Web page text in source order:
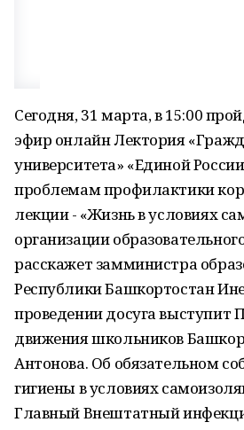
Сегодня, 31 марта, в 15:00
эфир онлайн Лектория
университета» «Единой
проблемам профилактики
лекции - «Жизнь в условиях
организации
расскажет замминистра
Республики Башкортостан
проведении досуга выступит
движения школьников
Антонова. Об обязательном
гигиены в условиях
Главный Внештатный